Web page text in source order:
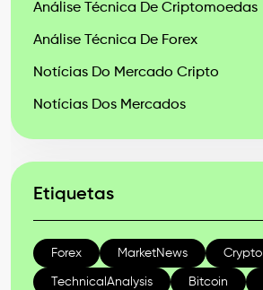
Análise Técnica De Criptomoedas
Análise Técnica De Forex
Notícias Do Mercado Cripto
Notícias Dos Mercados
Etiquetas
Forex MarketNews Crypto
TechnicalAnalysis Bitcoin